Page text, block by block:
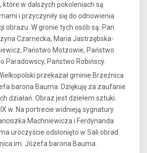
które w dalszych pokoleniach są
i przyczyniły się do odnowienia
obrazu. W gronie tych osób są: Pan
Czarnecka, Maria Jastrzębska-
Państwo Motzowie, Państwo
Paradowscy, Państwo Robińscy.
przekazał gminie Brzeźnica
barona Bauma. Dziękuję za zaufanie
działań. Obraz jest dziełem sztuki.
w. Na portrecie widnieją sygnatury
Machniewicza i Ferdynanda
uroczyście odsłonięto w Sali obrad
im. Józefa barona Bauma.